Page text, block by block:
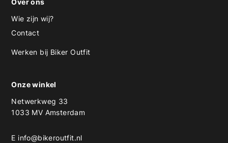
Over ons
Wie zijn wij?
Contact
Werken bij Biker Outfit
Onze winkel
Netwerkweg 33
1033 MV Amsterdam
E info@bikeroutfit.nl